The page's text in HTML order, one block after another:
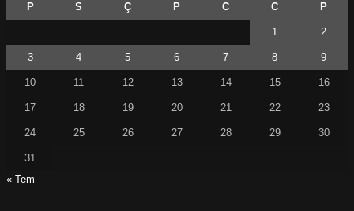
P S Ç P C C P
1 2
3 4 5 6 7 8 9
10 11 12 13 14 15 16
17 18 19 20 21 22 23
24 25 26 27 28 29 30
31
« Tem